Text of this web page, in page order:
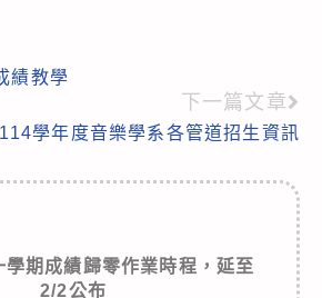
績教學
下一篇文章
學年度音樂學系各管道招生資訊
學期成績歸零作業時程，延至
2/2公布